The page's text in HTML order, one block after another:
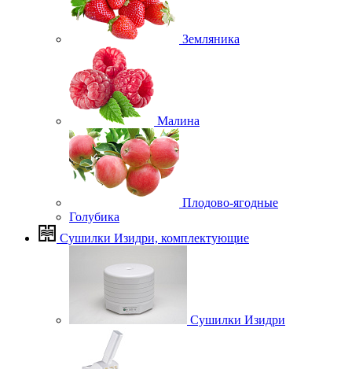
Земляника
Малина
Плодово-ягодные
Голубика
Сушилки Изидри, комплектующие
Сушилки Изидри